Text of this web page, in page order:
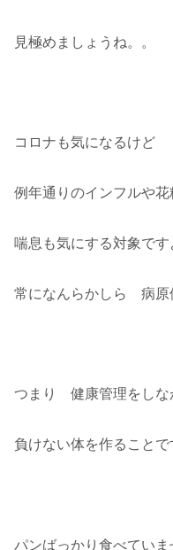
見極めましょうね。。
コロナも気になるけど
例年通りのインフルや花
喘息も気にする対象です
常になんらかしら 病原
つまり 健康管理をしな
負けない体を作ることで
パンばっかり食べていま